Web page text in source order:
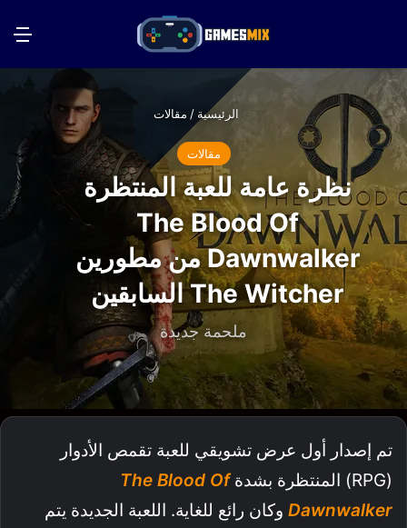
الرئيسية / مقالات
مقالات
نظرة عامة للعبة المنتظرة
The Blood Of
Dawnwalker من مطورين
The Witcher السابقين
ملحمة جديدة
تم إصدار أول عرض تشويقي للعبة تقمص الأدوار
(RPG) المنتظرة بشدة
The Blood Of
Dawnwalker وكان رائع للغاية. اللعبة الجديدة يتم